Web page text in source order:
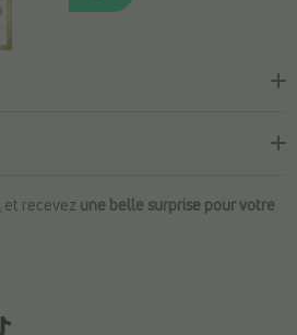
et recevez une belle surprise pour votre